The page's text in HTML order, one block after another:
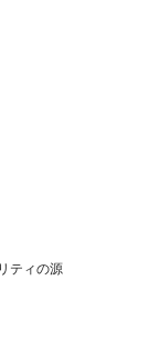
ティの源